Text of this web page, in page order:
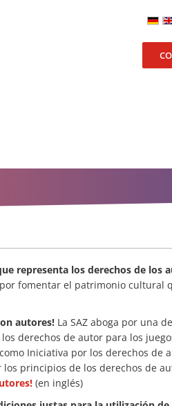
representa los derechos de los
fomentar el patrimonio cultural
autores!La SAZ aboga por una
derechos de autor para los
Iniciativa por los derechos de
principios de los derechos de
(en inglés)